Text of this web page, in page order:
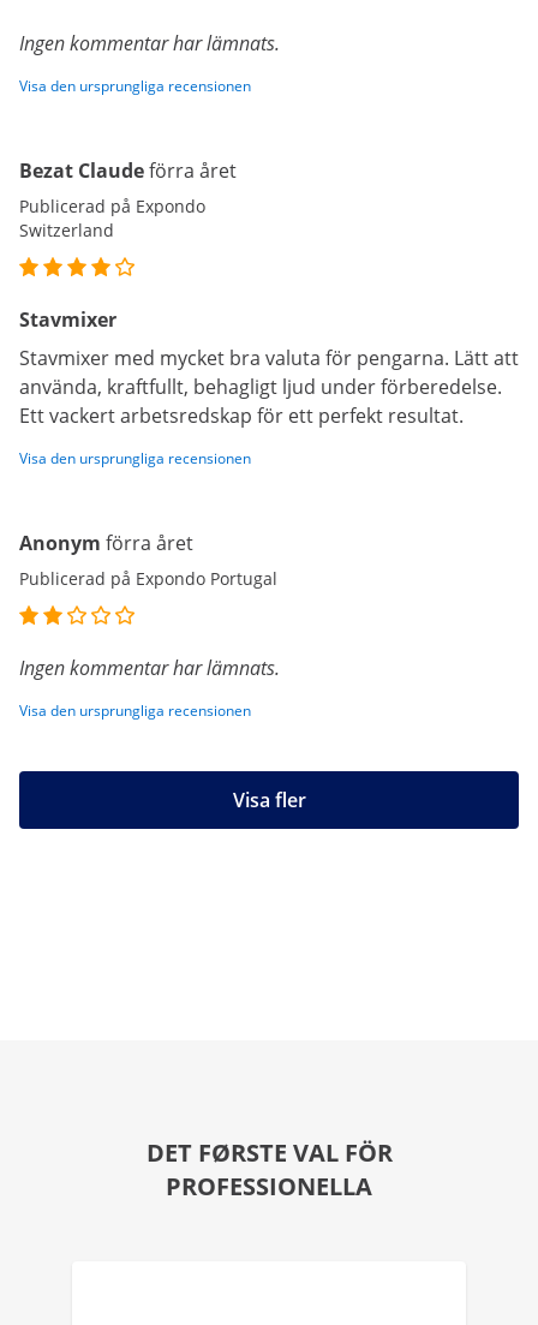
Ingen kommentar har lämnats.
Visa den ursprungliga recensionen
Bezat Claudeförra året
Publicerad på Expondo
Switzerland
Stavmixer
Stavmixer med mycket bra valuta för pengarna. Lätt att
använda, kraftfullt, behagligt ljud under förberedelse.
Ett vackert arbetsredskap för ett perfekt resultat.
Visa den ursprungliga recensionen
Anonym förra året
Publicerad på Expondo Portugal
Ingen kommentar har lämnats.
Visa den ursprungliga recensionen
Visa fler
DET FØRSTE VAL FÖR
PROFESSIONELLA